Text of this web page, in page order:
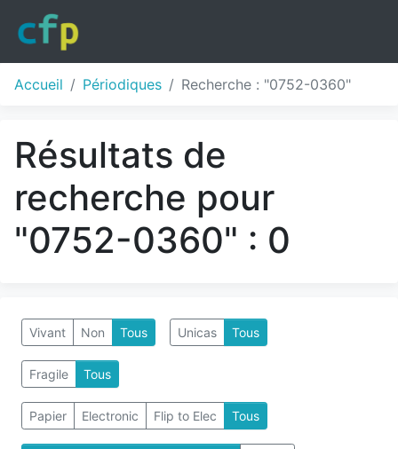
Accueil Périodiques Recherche : "0752-0360"
Résultats de
recherche pour
"0752-0360" : 0
Vivant Non Tous Unicas Tous
Fragile Tous
Papier Electronic Flip to Elec Tous